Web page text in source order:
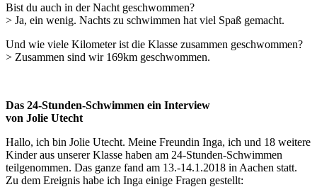
Bist du auch in der Nacht geschwommen?
> Ja, ein wenig. Nachts zu schwimmen hat viel Spaß gemacht.
Und wie viele Kilometer ist die Klasse zusammen geschwommen?
> Zusammen sind wir 169km geschwommen.
Das 24-Stunden-Schwimmen ein Interview
von Jolie Utecht
Hallo, ich bin Jolie Utecht. Meine Freundin Inga, ich und 18 weitere
Kinder aus unserer Klasse haben am 24-Stunden-Schwimmen
teilgenommen. Das ganze fand am 13.-14.1.2018 in Aachen statt.
Zu dem Ereignis habe ich Inga einige Fragen gestellt: